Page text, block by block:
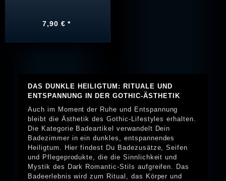
7,90 € *
DAS DUNKLE HEILIGTUM: RITUALE UND
ENTSPANNUNG IN DER GOTHIC-ÄSTHETIK
Auch im Moment der Ruhe und Entspannung
bleibt die Ästhetik des Gothic-Lifestyles erhalten.
Die Kategorie Badeartikel verwandelt Dein
Badezimmer in ein dunkles, entspannendes
Heiligtum. Hier findest Du Badezusätze, Seifen
und Pflegeprodukte, die die Sinnlichkeit und
Mystik des Dark Romantic-Stils aufgreifen. Das
Badeerlebnis wird zum Ritual, das Körper und